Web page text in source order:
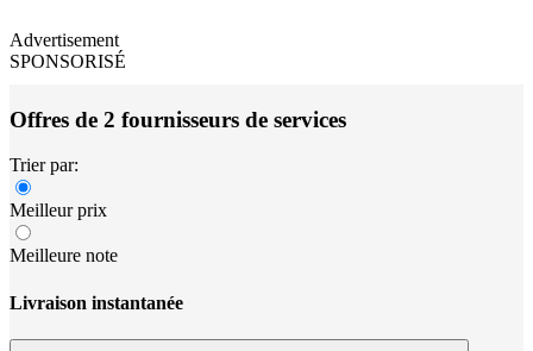
Advertisement
SPONSORISÉ
Offres de 2 fournisseurs de services
Trier par:
Meilleur prix
Meilleure note
Livraison instantanée